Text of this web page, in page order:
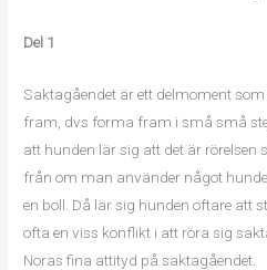
Del 1
Saktagåendet är ett delmoment
fram, dvs forma fram i små små
att hunden lär sig att det är rörelsen
från om man använder något
en boll. Då lär sig hunden oftare att
ofta en viss konflikt i att röra sig
Noras fina attityd på saktagåendet.